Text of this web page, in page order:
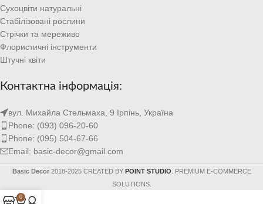
Сухоцвіти натуральні
Стабілізовані рослини
Стрічки та мереживо
Флористичні інструменти
Штучні квіти
Контактна інформація:
вул. Михайла Стельмаха, 9 Ірпінь, Україна
Phone: (093) 096-20-60
Phone: (095) 504-67-66
Email: basic-decor@gmail.com
Basic Decor 2018-2025 CREATED BY POINT STUDIO . PREMIUM E-COMMERCE
SOLUTIONS.
0